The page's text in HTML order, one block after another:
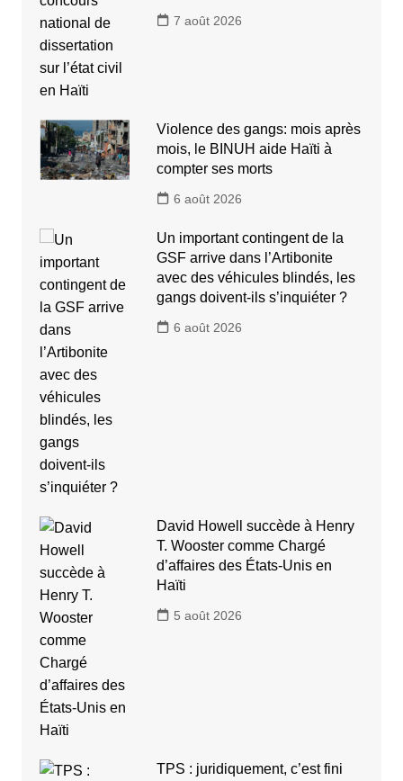
7 août 2026
Violence des gangs: mois après
mois, le BINUH aide Haïti à
compter ses morts
6 août 2026
Un important contingent de la
GSF arrive dans l’Artibonite
avec des véhicules blindés, les
gangs doivent-ils s’inquiéter ?
6 août 2026
David Howell succède à Henry
T. Wooster comme Chargé
d’affaires des États-Unis en
Haïti
5 août 2026
TPS : juridiquement, c’est fini